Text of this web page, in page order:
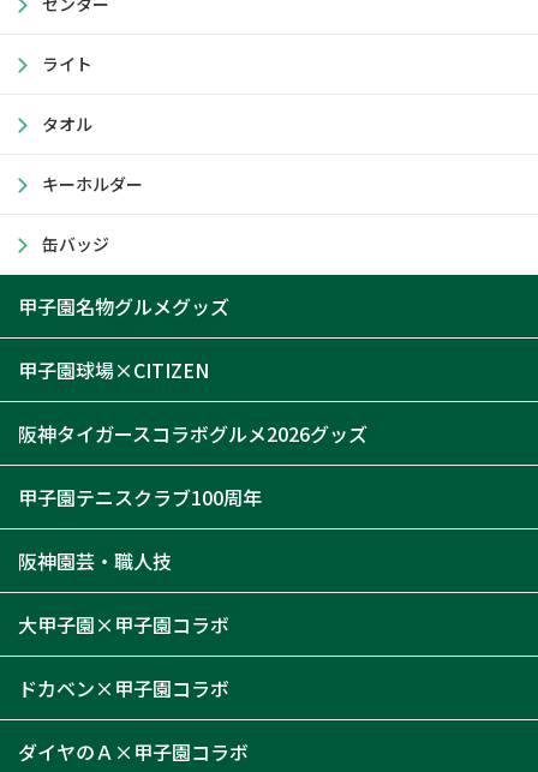
ライト
タオル
キーホルダー
缶バッジ
甲子園名物グルメグッズ
甲子園球場×CITIZEN
阪神タイガースコラボグルメ2026グッズ
甲子園テニスクラブ100周年
阪神園芸・職人技
大甲子園×甲子園コラボ
ドカベン×甲子園コラボ
ダイヤのＡ×甲子園コラボ